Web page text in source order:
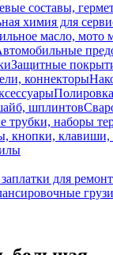
составы,
химия для
масло, мото
Защитные
коннекторы
шплинтов
трубки, наборы
кнопки, клавиши,
для